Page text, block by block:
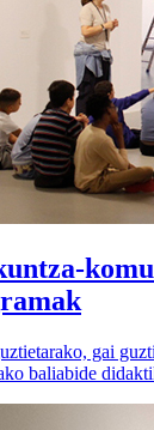
gai
baliabide